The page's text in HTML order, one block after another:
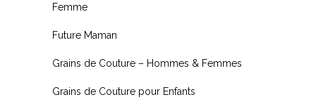
Femme
Future Maman
Grains de Couture – Hommes & Femmes
Grains de Couture pour Enfants